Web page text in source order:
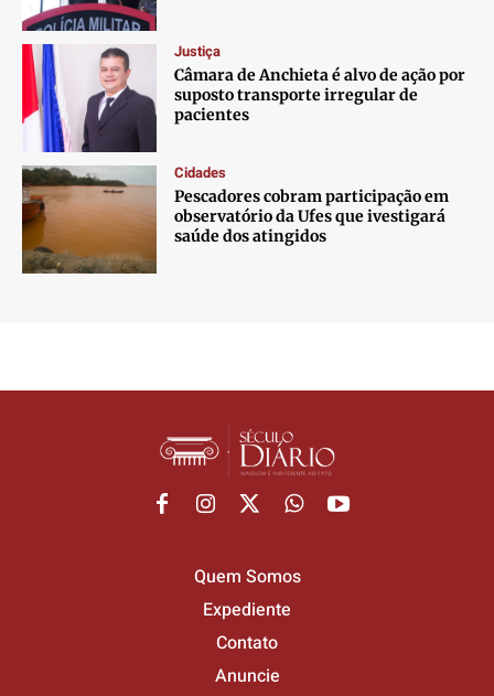
Justiça
Câmara de Anchieta é alvo de ação por
suposto transporte irregular de
pacientes
Cidades
Pescadores cobram participação em
observatório da Ufes que ivestigará
saúde dos atingidos
Quem Somos
Expediente
Contato
Anuncie